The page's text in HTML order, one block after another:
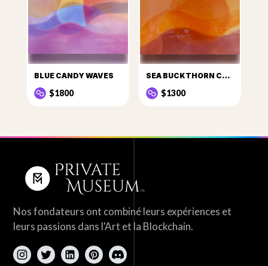
BLUE CANDY WAVES
$1800
SEA BUCKTHORN CANDY
$1300
Nos fondateurs ont combiné leurs expériences et
leurs passions dans l'Art et la Blockchain.